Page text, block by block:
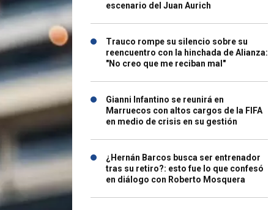
escenario del Juan Aurich
Trauco rompe su silencio sobre su
reencuentro con la hinchada de Alianza:
"No creo que me reciban mal"
Gianni Infantino se reunirá en
Marruecos con altos cargos de la FIFA
en medio de crisis en su gestión
¿Hernán Barcos busca ser entrenador
tras su retiro?: esto fue lo que confesó
en diálogo con Roberto Mosquera